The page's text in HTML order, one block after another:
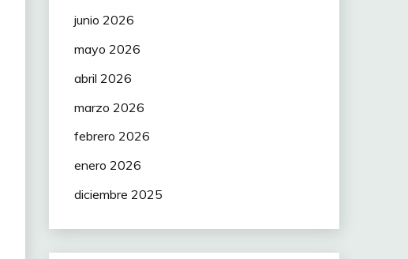
junio 2026
mayo 2026
abril 2026
marzo 2026
febrero 2026
enero 2026
diciembre 2025